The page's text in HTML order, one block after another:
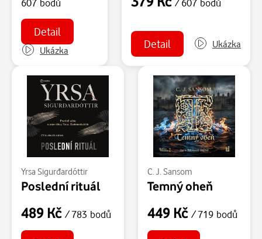
607 bodů
Detail
Ukázka
/ 607 bodů
Detail Ukázka
Yrsa Sigurđardóttir
Poslední rituál
489 Kč / 783 bodů
C. J. Sansom
Temný oheň
449 Kč / 719 bodů